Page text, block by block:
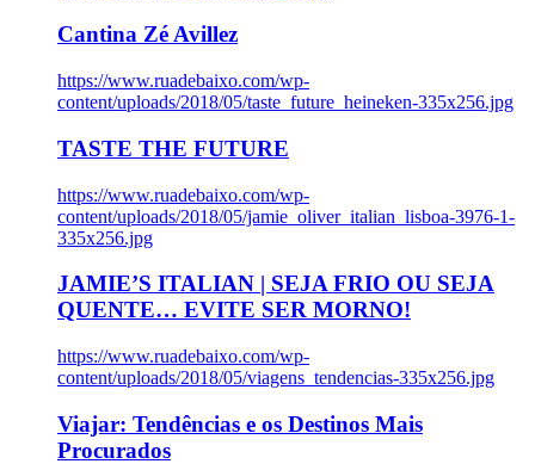
Cantina Zé Avillez
https://www.ruadebaixo.com/wp-
content/uploads/2018/05/taste_future_heineken-335x256.jpg
TASTE THE FUTURE
https://www.ruadebaixo.com/wp-
content/uploads/2018/05/jamie_oliver_italian_lisboa-3976-1-
335x256.jpg
JAMIE’S ITALIAN | SEJA FRIO OU SEJA
QUENTE… EVITE SER MORNO!
https://www.ruadebaixo.com/wp-
content/uploads/2018/05/viagens_tendencias-335x256.jpg
Viajar: Tendências e os Destinos Mais
Procurados